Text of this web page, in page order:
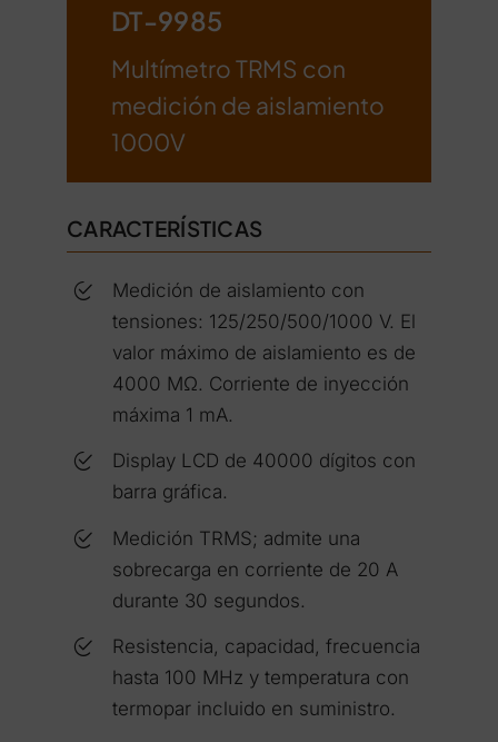
DT-9985
Multímetro TRMS con
medición de aislamiento
1000V
CARACTERÍSTICAS
Medición de aislamiento con
tensiones: 125/250/500/1000 V. El
valor máximo de aislamiento es de
4000 MΩ. Corriente de inyección
máxima 1 mA.
Display LCD de 40000 dígitos con
barra gráfica.
Medición TRMS; admite una
sobrecarga en corriente de 20 A
durante 30 segundos.
Resistencia, capacidad, frecuencia
hasta 100 MHz y temperatura con
termopar incluido en suministro.